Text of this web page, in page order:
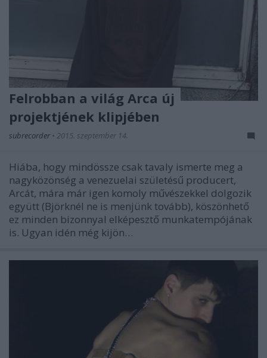
Felrobban a világ Arca új
projektjének klipjében
subrecorder • 2015. szeptember 14.
Hiába, hogy mindössze csak tavaly ismerte meg a
nagyközönség a venezuelai születésű producert,
Arcát, mára már igen komoly művészekkel dolgozik
együtt (Björknél ne is menjünk tovább), köszönhető
ez minden bizonnyal elképesztő munkatempójának
is. Ugyan idén még kijön…